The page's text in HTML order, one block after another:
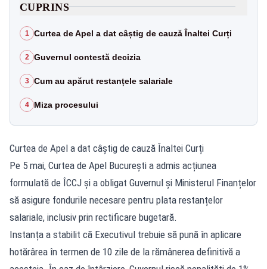
CUPRINS
1 Curtea de Apel a dat câștig de cauză Înaltei Curți
2 Guvernul contestă decizia
3 Cum au apărut restanțele salariale
4 Miza procesului
Curtea de Apel a dat câștig de cauză Înaltei Curți
Pe 5 mai, Curtea de Apel București a admis acțiunea
formulată de ÎCCJ și a obligat Guvernul și Ministerul Finanțelor
să asigure fondurile necesare pentru plata restanțelor
salariale, inclusiv prin rectificare bugetară.
Instanța a stabilit că Executivul trebuie să pună în aplicare
hotărârea în termen de 10 zile de la rămânerea definitivă a